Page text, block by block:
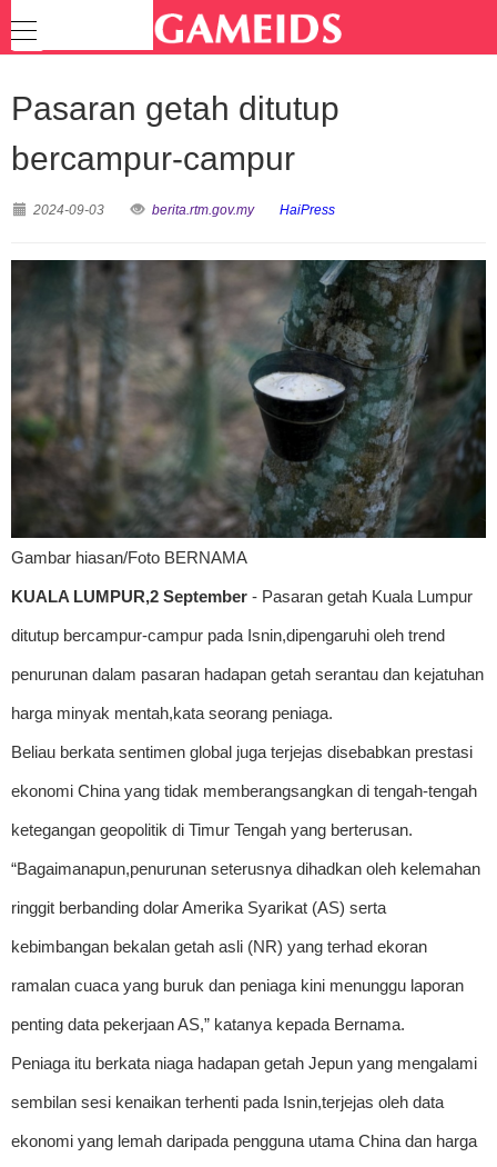
Pasaran getah ditutup
bercampur-campur
2024-09-03 berita.rtm.gov.my HaiPress
Gambar hiasan/Foto BERNAMA
KUALA LUMPUR,2 September - Pasaran getah Kuala Lumpur
ditutup bercampur-campur pada Isnin,dipengaruhi oleh trend
penurunan dalam pasaran hadapan getah serantau dan kejatuhan
harga minyak mentah,kata seorang peniaga.
Beliau berkata sentimen global juga terjejas disebabkan prestasi
ekonomi China yang tidak memberangsangkan di tengah-tengah
ketegangan geopolitik di Timur Tengah yang berterusan.
“Bagaimanapun,penurunan seterusnya dihadkan oleh kelemahan
ringgit berbanding dolar Amerika Syarikat (AS) serta
kebimbangan bekalan getah asli (NR) yang terhad ekoran
ramalan cuaca yang buruk dan peniaga kini menunggu laporan
penting data pekerjaan AS,” katanya kepada Bernama.
Peniaga itu berkata niaga hadapan getah Jepun yang mengalami
sembilan sesi kenaikan terhenti pada Isnin,terjejas oleh data
ekonomi yang lemah daripada pengguna utama China dan harga